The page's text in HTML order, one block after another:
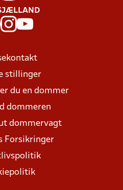
stillinger
du en dommer
dommeren
dommervagt
Forsikringer